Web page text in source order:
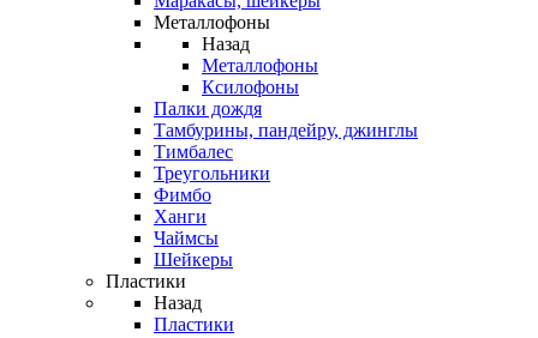
Металлофоны
Назад
Металлофоны
Ксилофоны
Палки дождя
Тамбурины, пандейру, джинглы
Тимбалес
Треугольники
Фимбо
Ханги
Чаймсы
Шейкеры
Пластики
Назад
Пластики